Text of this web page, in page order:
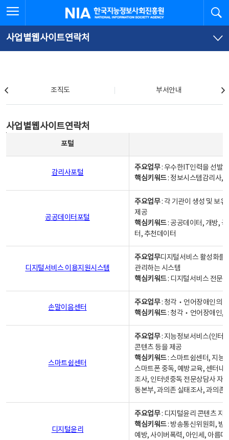
문
로
가
체
뉴
바
가
한국지능정보사회진흥원
사업별웹사이트연락처
조직도 부서안내
사업별웹사이트연락처
포털
감리사포털
주요업무: 우수한IT인력을 선발
핵심키워드: 정보시스템감리사,
공공데이터포털
주요업무: 각 기관이 생성 및 보
제공
핵심키워드: 공공데이터, 개방,
터, 추천데이터
디지털서비스 이용지원시스템
주요업무디지털서비스 활성화를
관리하는 시스템
핵심키워드: 디지털서비스 전문
손말이음센터
주요업무: 청각‧언어장애인의
핵심키워드: 청각‧언어장애인,
스마트쉼센터
주요업무: 지능정보서비스(인터
콘텐츠 등을 제공
핵심키워드: 스마트쉼센터, 지능
스마트폰 중독, 예방교육, 센터내
조사, 인터넷중독 전문상담사 자
동본부, 과의존 실태조사, 과의존
디지털윤리
주요업무: 디지털윤리 콘텐츠 지
핵심키워드: 방송통신위원회, 방
예방, 사이버폭력, 아인세, 아름